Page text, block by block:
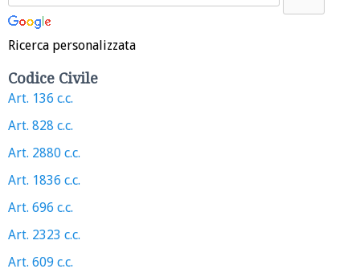
Ricerca personalizzata
Codice Civile
Art. 136 c.c.
Art. 828 c.c.
Art. 2880 c.c.
Art. 1836 c.c.
Art. 696 c.c.
Art. 2323 c.c.
Art. 609 c.c.